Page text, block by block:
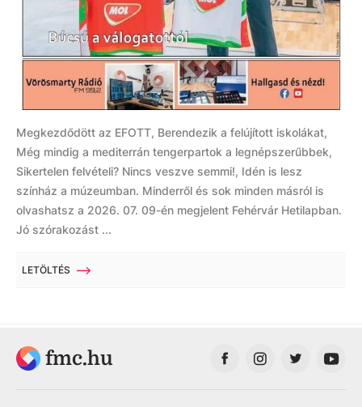
Megkezdődött az EFOTT, Berendezik a felújított iskolákat,
Még mindig a mediterrán tengerpartok a legnépszerűbbek,
Sikertelen felvételi? Nincs veszve semmi!, Idén is lesz
színház a múzeumban. Minderről és sok minden másról is
olvashatsz a 2026. 07. 09-én megjelent Fehérvár Hetilapban.
Jó szórakozást ...
LETÖLTÉS
fmc.hu